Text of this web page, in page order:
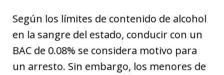
Según los límites de contenido de alcohol
en la sangre del estado, conducir con un
BAC de 0.08% se considera motivo para
un arresto. Sin embargo, los menores de